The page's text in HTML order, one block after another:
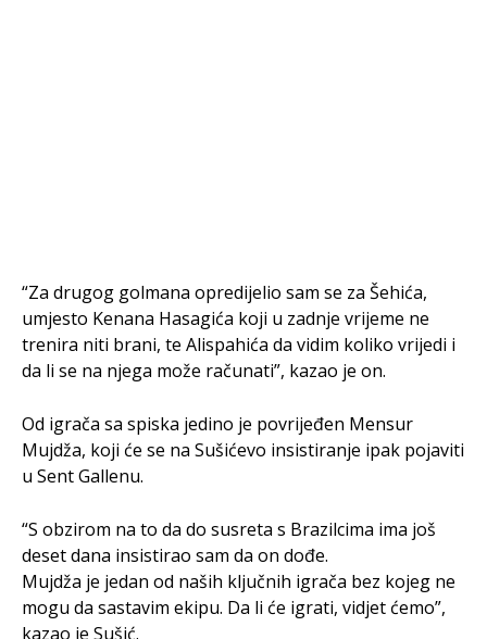
“Za drugog golmana opredijelio sam se za Šehića,
umjesto Kenana Hasagića koji u zadnje vrijeme ne
trenira niti brani, te Alispahića da vidim koliko vrijedi i
da li se na njega može računati”, kazao je on.
Od igrača sa spiska jedino je povrijeđen Mensur
Mujdža, koji će se na Sušićevo insistiranje ipak pojaviti
u Sent Gallenu.
“S obzirom na to da do susreta s Brazilcima ima još
deset dana insistirao sam da on dođe.
Mujdža je jedan od naših ključnih igrača bez kojeg ne
mogu da sastavim ekipu. Da li će igrati, vidjet ćemo”,
kazao je Sušić.